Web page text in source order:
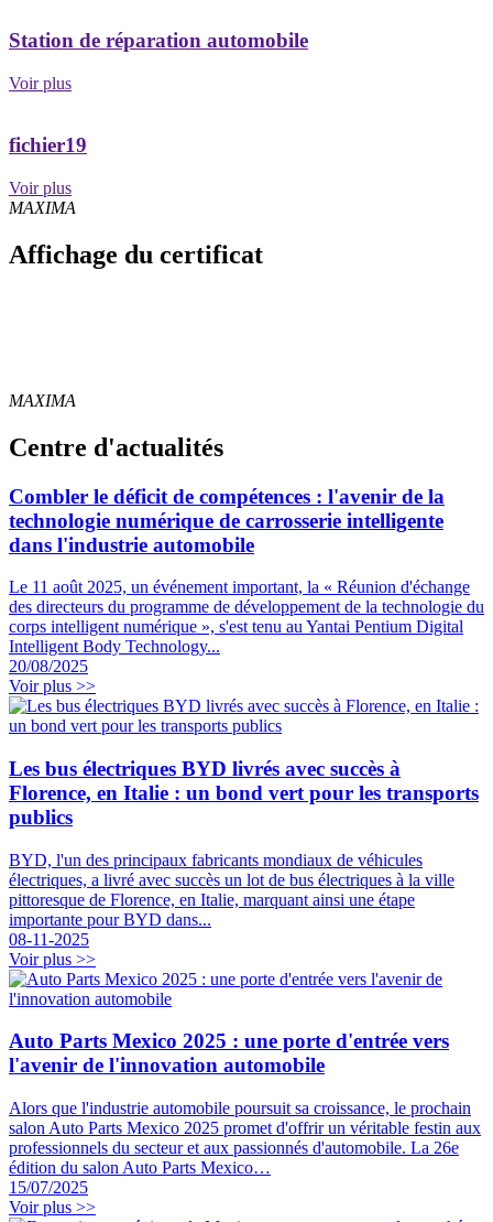
Station de réparation automobile
Voir plus
fichier19
Voir plus
MAXIMA
Affichage du certificat
MAXIMA
Centre d'actualités
Combler le déficit de compétences : l'avenir de la
technologie numérique de carrosserie intelligente
dans l'industrie automobile
Le 11 août 2025, un événement important, la « Réunion d'échange
des directeurs du programme de développement de la technologie du
corps intelligent numérique », s'est tenu au Yantai Pentium Digital
Intelligent Body Technology...
20/08/2025
Voir plus >>
Les bus électriques BYD livrés avec succès à
Florence, en Italie : un bond vert pour les transports
publics
BYD, l'un des principaux fabricants mondiaux de véhicules
électriques, a livré avec succès un lot de bus électriques à la ville
pittoresque de Florence, en Italie, marquant ainsi une étape
importante pour BYD dans...
08-11-2025
Voir plus >>
Auto Parts Mexico 2025 : une porte d'entrée vers
l'avenir de l'innovation automobile
Alors que l'industrie automobile poursuit sa croissance, le prochain
salon Auto Parts Mexico 2025 promet d'offrir un véritable festin aux
professionnels du secteur et aux passionnés d'automobile. La 26e
édition du salon Auto Parts Mexico…
15/07/2025
Voir plus >>